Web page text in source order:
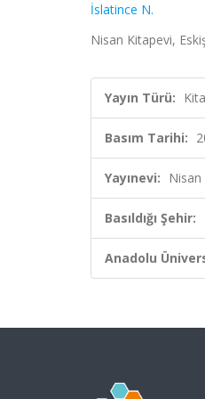
İslatince N.
Nisan Kitapevi,
Yayın Türü:
Basım Tarihi:
Yayınevi: Nisan
Basıldığı Şehir:
Anadolu